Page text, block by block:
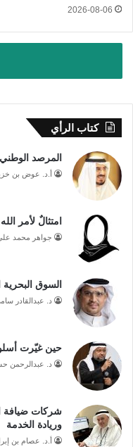
2026-08-06
كتاب الرأي
المرصد
أ.د. عوض بن
امتثالٌ لأمر
جواهر محمد
السوق البحرية
د. عبدالقادر
حين غيّرت
د. عبدالرحمن
شركات ضيافة
وريادة الخدمة
أ.د. عصام بن